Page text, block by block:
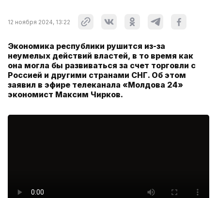
12 ноября 2024, 13:22
Экономика республики рушится из-за
неумелых действий властей, в то время как
она могла бы развиваться за счет торговли с
Россией и другими странами СНГ. Об этом
заявил в эфире телеканала «Молдова 24»
экономист Максим Чирков.